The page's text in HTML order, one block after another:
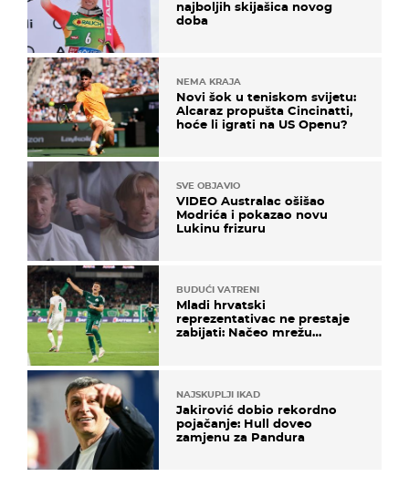
najboljih skijašica novog
doba
NEMA KRAJA
Novi šok u teniskom svijetu:
Alcaraz propušta Cincinatti,
hoće li igrati na US Openu?
SVE OBJAVIO
VIDEO Australac ošišao
Modrića i pokazao novu
Lukinu frizuru
BUDUĆI VATRENI
Mladi hrvatski
reprezentativac ne prestaje
zabijati: Načeo mrežu
NAJSKUPLJI IKAD
Jakirović dobio rekordno
pojačanje: Hull doveo
zamjenu za Pandura